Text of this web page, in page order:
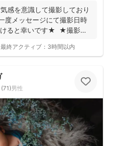
感を意識して撮影しており
メッセージにて撮影日時
けると幸いです★ ★撮影に
最終アクティブ： 3時間以内
(71)男性